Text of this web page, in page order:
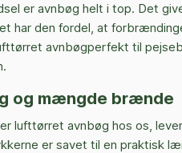
er avnbøg helt i top. Det
har den fordel, at
avnbøgperfekt til
og mængde brænde
lufttørret avnbøg hos os,
er savet til en praktisk